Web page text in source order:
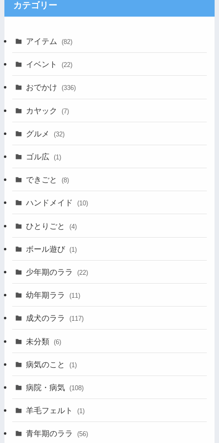
カテゴリー
アイテム (82)
イベント (22)
おでかけ (336)
カヤック (7)
グルメ (32)
ゴル広 (1)
できごと (8)
ハンドメイド (10)
ひとりごと (4)
ボール遊び (1)
少年期のララ (22)
幼年期ララ (11)
成犬のララ (117)
未分類 (6)
病気のこと (1)
病院・病気 (108)
羊毛フェルト (1)
青年期のララ (56)